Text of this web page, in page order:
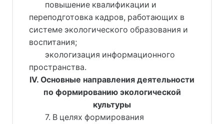
повышение квалификации и
переподготовка кадров, работающих в
системе экологического образования и
воспитания;
экологизация информационного
пространства.
IV. Основные направления деятельности
по формированию экологической
культуры
7. В целях формирования